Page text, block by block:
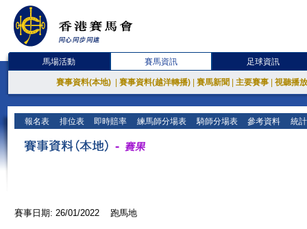
馬場活動 賽馬資訊 足球資訊
賽事資料(本地) 賽事資料(越洋轉播) 賽馬新聞 主要賽事 視聽播
報名表 排位表 即時賠率 練馬師分場表 騎師分場表 參考資料 統
賽事日期: 26/01/2022 跑馬地